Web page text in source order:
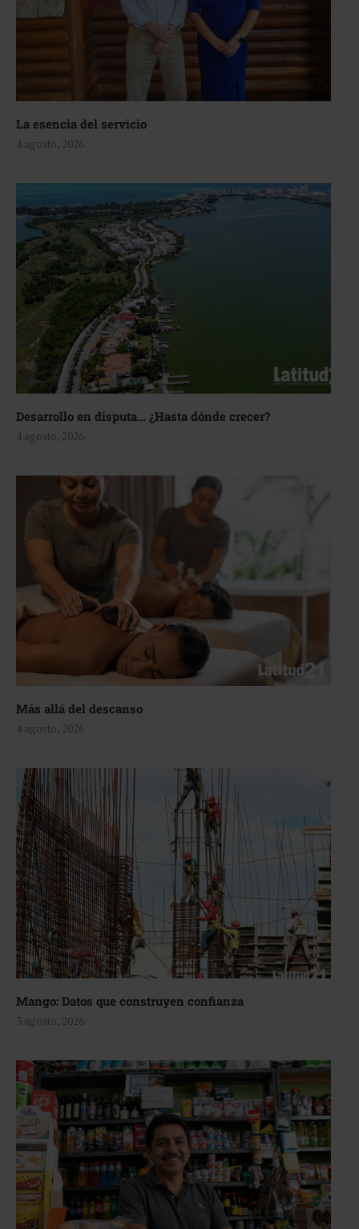
La esencia del servicio
4 agosto, 2026
Desarrollo en disputa… ¿Hasta dónde crecer?
4 agosto, 2026
Más allá del descanso
4 agosto, 2026
Mango: Datos que construyen confianza
3 agosto, 2026